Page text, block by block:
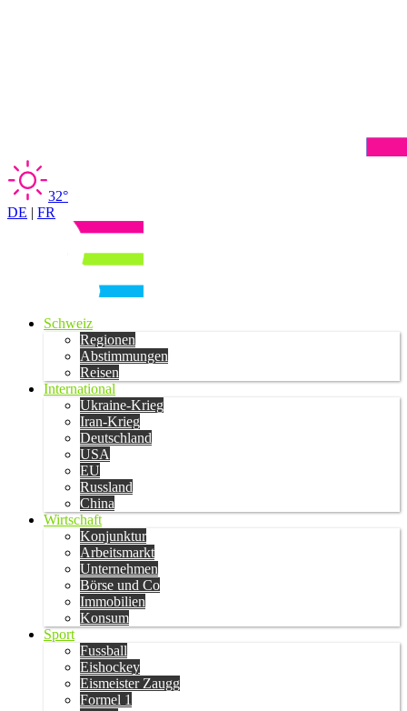
32°
DE | FR
Schweiz
Regionen
Abstimmungen
Reisen
International
Ukraine-Krieg
Iran-Krieg
Deutschland
USA
EU
Russland
China
Wirtschaft
Konjunktur
Arbeitsmarkt
Unternehmen
Börse und Co
Immobilien
Konsum
Sport
Fussball
Eishockey
Eismeister Zaugg
Formel 1